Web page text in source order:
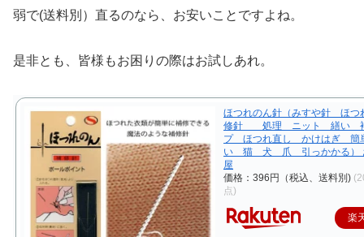
弱で(送料別）直るのなら、お安いことですよね。
是非とも、皆様もお困りの際はお試しあれ。
ほつれのん針（みすや針 ほ
修針 処理 ニット 繕い
プ ほつれ直し かけはぎ 簡
い 猫 犬 爪 引っかかる）
屋
価格：396円（税込、送料別)
点)
楽